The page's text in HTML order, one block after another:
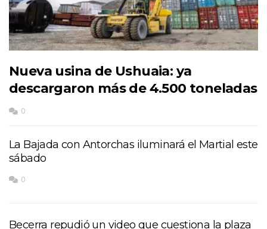
Nueva usina de Ushuaia: ya
descargaron más de 4.500 toneladas
0
La Bajada con Antorchas iluminará el Martial este
sábado
0
Becerra repudió un video que cuestiona la plaza